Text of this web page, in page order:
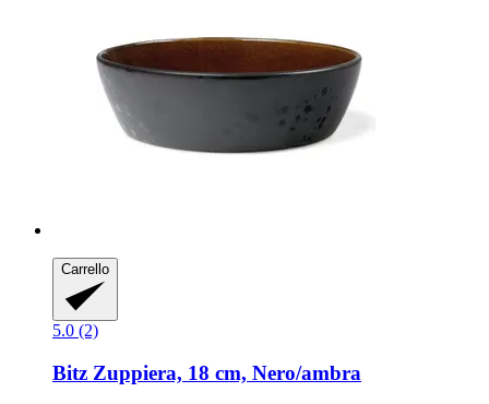
Carrello
5.0 (2)
Bitz Zuppiera, 18 cm, Nero/ambra